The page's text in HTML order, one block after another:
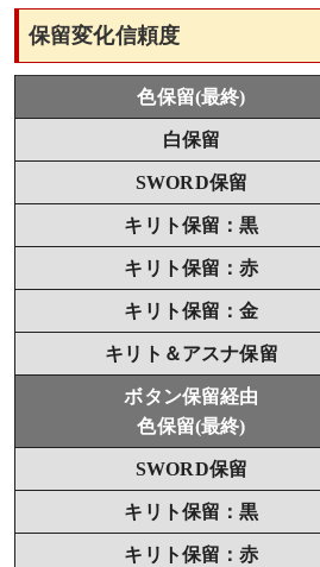
保留変化信頼度
色保留(最終)
白保留
SWORD保留
キリト保留：黒
キリト保留：赤
キリト保留：金
キリト＆アスナ保留
ボタン保留経由
色保留(最終)
SWORD保留
キリト保留：黒
キリト保留：赤